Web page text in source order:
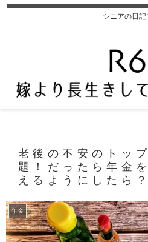
シニアの日
老後の不安のトッ
題！だったら年金
えるようにしたら？
年金